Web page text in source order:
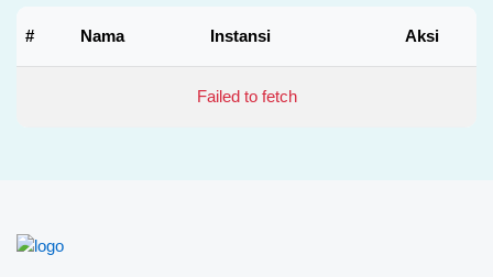
# Nama Instansi Aksi
Failed to fetch